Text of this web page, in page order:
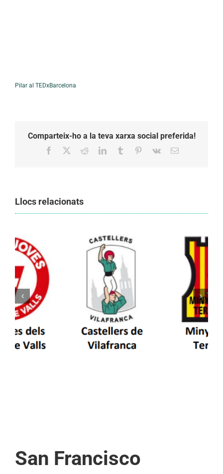
Pilar al TEDxBarcelona
Comparteix-ho a la teva xarxa social preferida!
Facebook RedditLinkedInTumblr Pinterest
Vk Email:
Llocs relacionats
Els Castellers de Vilafranca unieixen tradició i
patrimoni en un viatge de colla a la Vall
d’Aran i a la Vall de Boí
San Francisco